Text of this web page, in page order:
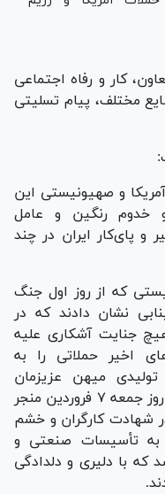
کار و رفاه اجتماعی
مختلف، پیام تسلیتی
و صهیونیستی این
خدوم رنگین و عامل
و پای‌کار ایران در چند
که از روز اول جنگ
نشان دادند که در
جنایت آشکاری علیه
اخیر حملاتی را به
میهن عزیزمان
مرتکب شده‌اند که در آخرین مورد در روز جمعه ۷ فروردین منجر
شهادت کارگران و خشم
به تأسیسات صنعتی و
که با دلیری و دلدادگی